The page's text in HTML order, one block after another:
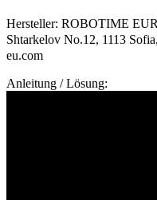
Hersteller: ROBOTIME
Shtarkelov No.12, 1113
eu.com
Anleitung / Lösung: